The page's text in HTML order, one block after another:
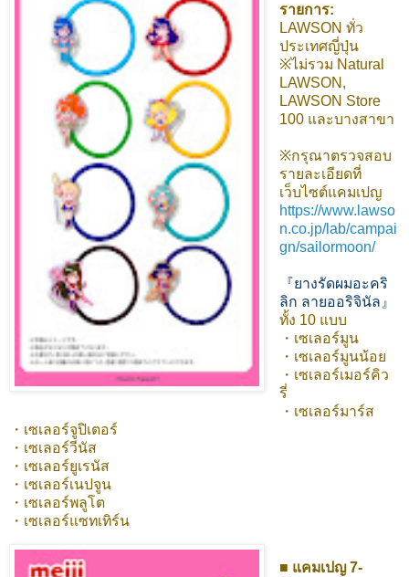
รายการ:
LAWSON ทั่ว
ประเทศญี่ปุ่น
※ไม่รวม Natural
LAWSON,
LAWSON Store
100 และบางสาขา
※กรุณาตรวจสอบ
รายละเอียดที่
เว็บไซต์แคมเปญ
https://www.lawso
n.co.jp/lab/campai
gn/sailormoon/
『ยางรัดผมอะคริ
ลิก ลายออริจินัล』
ทั้ง 10 แบบ
・เซเลอร์มูน
・เซเลอร์มูนน้อย
・เซเลอร์เมอร์คิว
รี่
・เซเลอร์มาร์ส
・เซเลอร์จูปิเตอร์
・เซเลอร์วีนัส
・เซเลอร์ยูเรนัส
・เซเลอร์เนปจูน
・เซเลอร์พลูโต
・เซเลอร์แซทเทิร์น
■ แคมเปญ 7-